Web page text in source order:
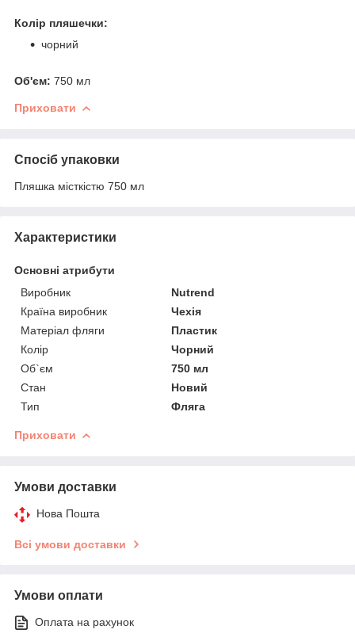
Колір пляшечки:
чорний
Об'єм: 750 мл
Приховати
Спосіб упаковки
Пляшка місткістю 750 мл
Характеристики
Основні атрибути
Виробник
Nutrend
Країна виробник
Чехія
Матеріал фляги
Пластик
Колір
Чорний
Об`єм
750 мл
Стан
Новий
Тип
Фляга
Приховати
Умови доставки
Нова Пошта
Всі умови доставки
Умови оплати
Оплата на рахунок